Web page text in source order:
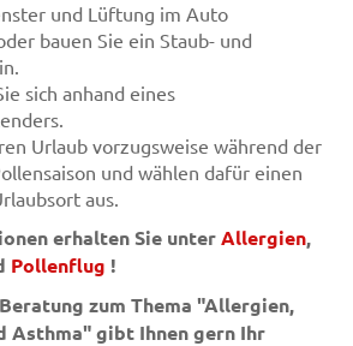
und Lüftung im Auto
bauen Sie ein Staub- und
sich anhand eines
Urlaub vorzugsweise während der
und wählen dafür einen
aus.
erhalten Sie unterAllergien,
Pollenflug !
zum Thema "Allergien,
Asthma" gibt Ihnen gern Ihr